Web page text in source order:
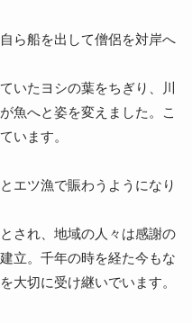
ら船を出して僧侶を対岸へ
いたヨシの葉をちぎり、川
魚へと姿を変えました。こ
います。
エツ漁で賑わうようになり
され、地域の人々は感謝の
立。千年の時を経た今もな
大切に受け継いでいます。